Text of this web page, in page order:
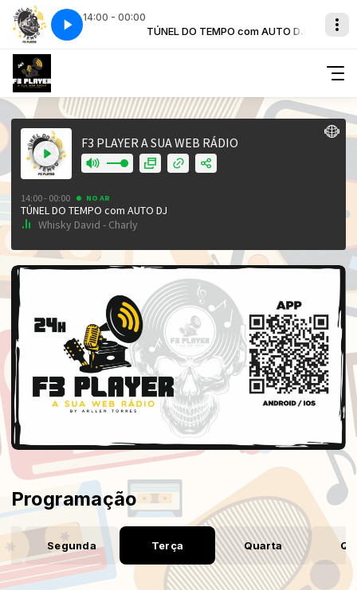
14:00 - 00:00
com AUTO DJ TÚNEL DO TEMPO com AUTO DJ
Whisky David - Charly
Programação
Segunda Terça Quarta